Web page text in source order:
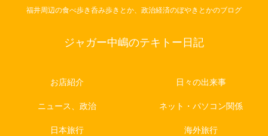
福井周辺の食べ歩き呑み歩きとか、政治経済のぼやきとかのブログ
ジャガー中嶋のテキトー日記
お店紹介 日々の出来事
ニュース、政治 ネット・パソコン関係
日本旅行 海外旅行